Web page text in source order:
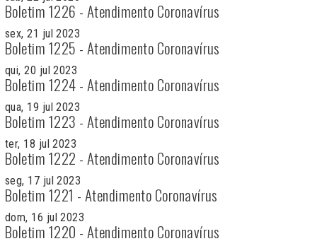
Boletim 1226 - Atendimento Coronavírus
sex, 21 jul 2023
Boletim 1225 - Atendimento Coronavírus
qui, 20 jul 2023
Boletim 1224 - Atendimento Coronavírus
qua, 19 jul 2023
Boletim 1223 - Atendimento Coronavírus
ter, 18 jul 2023
Boletim 1222 - Atendimento Coronavírus
seg, 17 jul 2023
Boletim 1221 - Atendimento Coronavírus
dom, 16 jul 2023
Boletim 1220 - Atendimento Coronavírus